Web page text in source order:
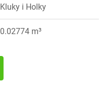
Kluky i Holky
0.02774 m³